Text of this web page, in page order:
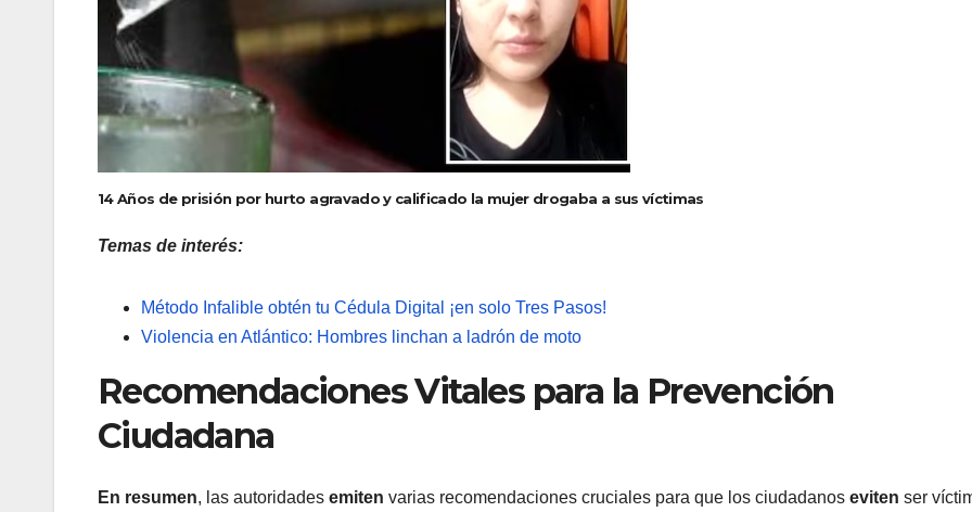
14 Años de prisión por hurto agravado y calificado la mujer drogaba a sus víctimas
Temas de interés:
Método Infalible obtén tu Cédula Digital ¡en solo Tres Pasos!
Violencia en Atlántico: Hombres linchan a ladrón de moto
Recomendaciones Vitales para la Prevención
Ciudadana
En resumen, las autoridades emiten varias recomendaciones cruciales para que los ciudadanos eviten ser